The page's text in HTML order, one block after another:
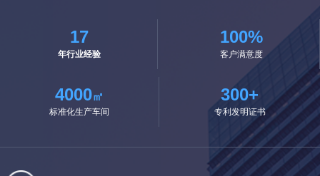
17
年行业经验
100%
客户满意度
4000㎡
标准化生产车间
300+
专利发明证书